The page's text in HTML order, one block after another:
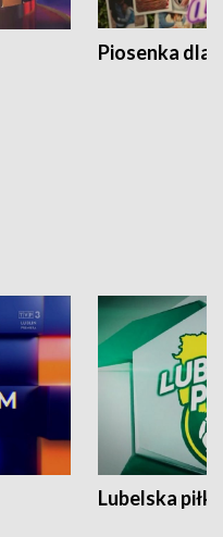
Piosenka dla
Lubelska piłka